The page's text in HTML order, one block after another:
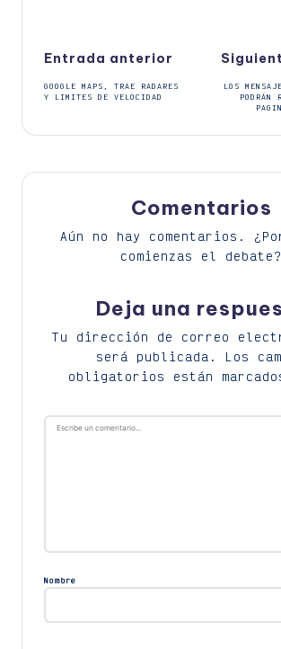
Navegación
de
entradas
Entrada anterior
GOOGLE MAPS, TRAE RADARES
Y LIMITES DE VELOCIDAD
LOS
PODRÁN
Comentarios
Aún no hay comentarios.
comienzas el debate?
Deja una
Tu dirección de correo
será publicada.
Los
obligatorios están
Nombre